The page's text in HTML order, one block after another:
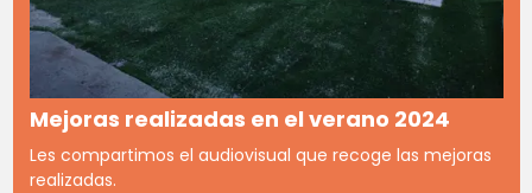
Mejoras realizadas en el verano 2024
Les compartimos el audiovisual que recoge las mejoras
realizadas.